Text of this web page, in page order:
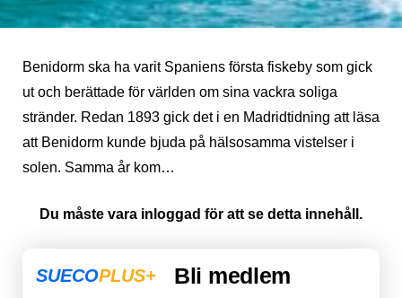
Benidorm ska ha varit Spaniens första fiskeby som gick
ut och berättade för världen om sina vackra soliga
stränder. Redan 1893 gick det i en Madridtidning att läsa
att Benidorm kunde bjuda på hälsosamma vistelser i
solen. Samma år kom…
Du måste vara inloggad för att se detta innehåll.
SUECOPLUS+ Bli medlem